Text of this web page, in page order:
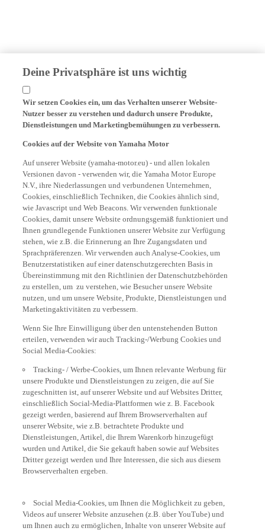
Deine Privatsphäre ist uns wichtig
Wir setzen Cookies ein, um das Verhalten unserer Website-
Nutzer besser zu verstehen und dadurch unsere Produkte,
Dienstleistungen und Marketingbemühungen zu verbessern.
Cookies auf der Website von Yamaha Motor
Auf unserer Website (yamaha-motor.eu) - und allen lokalen
Versionen davon - verwenden wir, die Yamaha Motor Europe
N.V., ihre Niederlassungen und verbundenen Unternehmen,
Cookies, einschließlich Techniken, die Cookies ähnlich sind,
wie Javascript und Web Beacons. Wir verwenden funktionale
Cookies, damit unsere Website ordnungsgemäß funktioniert und
Ihnen grundlegende Funktionen unserer Website zur Verfügung
stehen, wie z.B. die Erinnerung an Ihre Zugangsdaten und
Sprachpräferenzen. Wir verwenden auch Analyse-Cookies, um
Benutzerstatistiken auf einer datenschutzgerechten Basis in
Übereinstimmung mit den Richtlinien der Datenschutzbehörden
zu erstellen, um zu verstehen, wie Besucher unsere Website
nutzen, und um unsere Website, Produkte, Dienstleistungen und
Marketingaktivitäten zu verbessern.
Wenn Sie Ihre Einwilligung über den untenstehenden Button
erteilen, verwenden wir auch Tracking-/Werbung Cookies und
Social Media-Cookies:
Tracking- / Werbe-Cookies, um Ihnen relevante Werbung für
unsere Produkte und Dienstleistungen zu zeigen, die auf Sie
zugeschnitten ist, auf unserer Website und auf Websites Dritter,
einschließlich Social-Media-Plattformen wie z. B. Facebook
gezeigt werden, basierend auf Ihrem Browserverhalten auf
unserer Website, wie z.B. betrachtete Produkte und
Dienstleistungen, Artikel, die Ihrem Warenkorb hinzugefügt
wurden und Artikel, die Sie gekauft haben sowie auf Websites
Dritter gezeigt werden und Ihre Interessen, die sich aus diesem
Browserverhalten ergeben.
Social Media-Cookies, um Ihnen die Möglichkeit zu geben,
Videos auf unserer Website anzusehen (z.B. über YouTube) und
um Ihnen auch zu ermöglichen, Inhalte von unserer Website auf